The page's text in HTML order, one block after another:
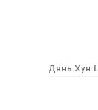
Дянь Хун